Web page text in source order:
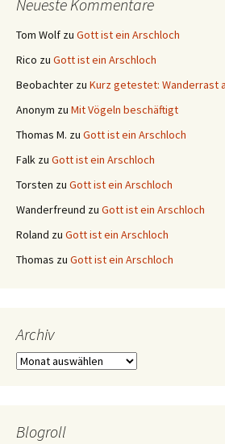
Neueste Kommentare
Tom Wolf zu Gott ist ein Arschloch
Rico zu Gott ist ein Arschloch
Beobachter zu Kurz getestet: Wanderrast
Anonym zu Mit Vögeln beschäftigt
Thomas M. zu Gott ist ein Arschloch
Falk zu Gott ist ein Arschloch
Torsten zu Gott ist ein Arschloch
Wanderfreund zu Gott ist ein Arschloch
Roland zu Gott ist ein Arschloch
Thomas zu Gott ist ein Arschloch
Archiv
Archiv
Blogroll